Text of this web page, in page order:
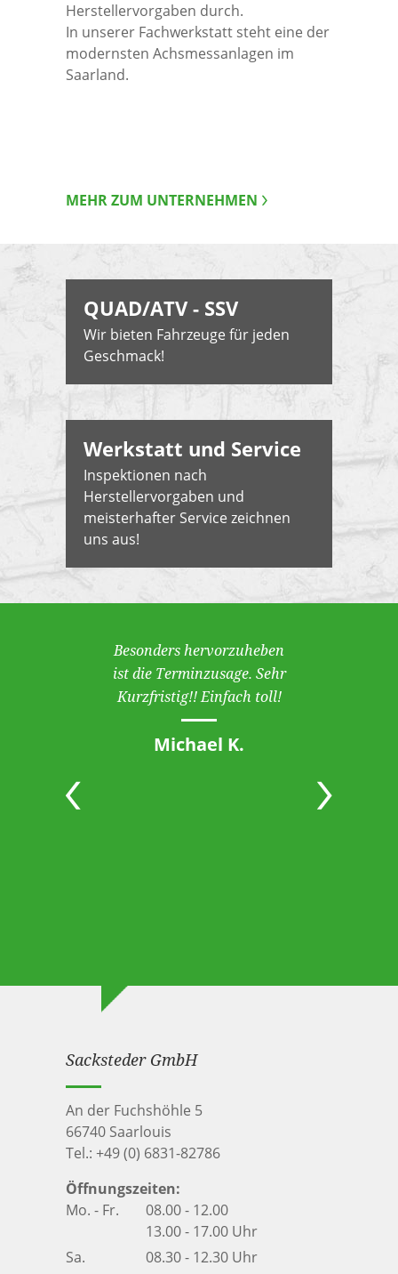
Herstellervorgaben durch.
In unserer Fachwerkstatt steht eine der
modernsten Achsmessanlagen im
Saarland.
MEHR ZUM UNTERNEHMEN
QUAD/ATV - SSV
Wir bieten Fahrzeuge für jeden
Geschmack!
Werkstatt und Service
Inspektionen nach
Herstellervorgaben und
meisterhafter Service zeichnen
uns aus!
Besonders hervorzuheben
ist die Terminzusage. Sehr
Kurzfristig!! Einfach toll!
Michael K.
Sacksteder GmbH
An der Fuchshöhle 5
66740 Saarlouis
Tel.: +49 (0) 6831-82786
Öffnungszeiten:
Mo. - Fr.
08.00 - 12.00
13.00 - 17.00 Uhr
Sa.
08.30 - 12.30 Uhr